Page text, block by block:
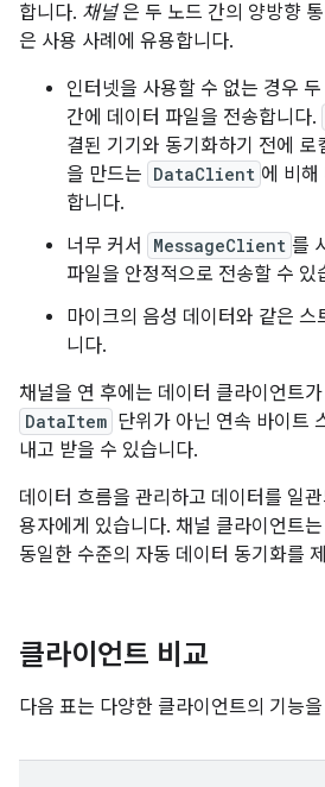
합니다. 채널은 두 노드 간의 양방향
은 사용 사례에 유용합니다.
인터넷을 사용할 수 없는 경우
간에 데이터 파일을 전송합니다.
결된 기기와 동기화하기 전에 로
을 만드는 DataClient 에 비해
합니다.
너무 커서
MessageClient 를
파일을 안정적으로 전송할 수 있
마이크의 음성 데이터와 같은
니다.
채널을 연 후에는 데이터 클라이언트
DataItem 단위가 아닌 연속 바이트
내고 받을 수 있습니다.
데이터 흐름을 관리하고 데이터를 일
용자에게 있습니다. 채널 클라이언트
동일한 수준의 자동 데이터 동기화를
클라이언트 비교
다음 표는 다양한 클라이언트의 기능